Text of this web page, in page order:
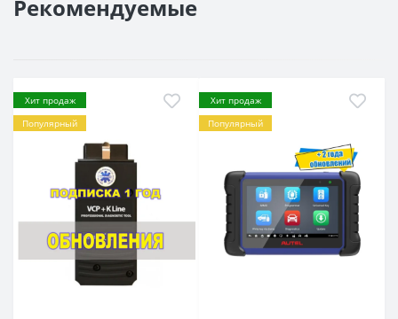
Рекомендуемые
Хит продаж
Популярный
Хит продаж
Популярный